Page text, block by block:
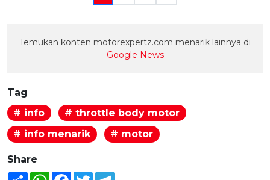
Temukan konten motorexpertz.com menarik lainnya di
Google News
Tag
# info
# throttle body motor
# info menarik
# motor
Share
Share WhatsAppFacebook
Twitter